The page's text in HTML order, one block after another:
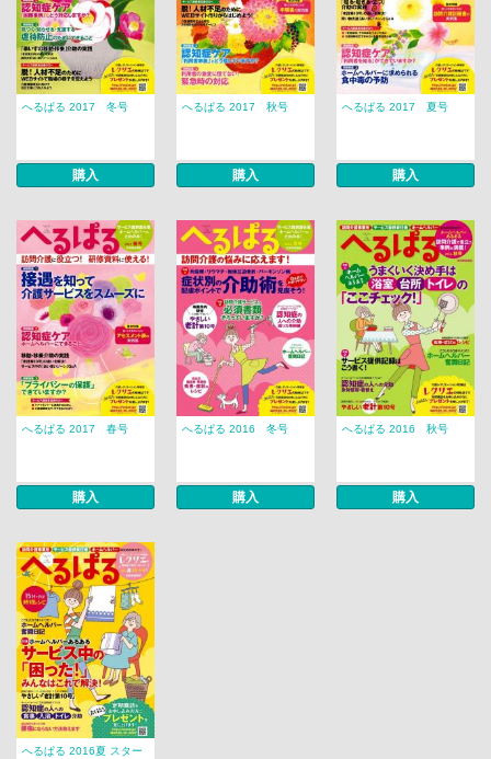
へるぱる 2017 冬号
購入
へるぱる 2017 秋号
購入
へるぱる 2017 夏号
購入
へるぱる 2017 春号
購入
へるぱる 2016 冬号
購入
へるぱる 2016 秋号
購入
へるぱる 2016夏 スター